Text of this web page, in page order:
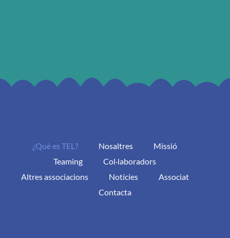
¿Què es TEL? Nosaltres
Missió
Teaming
Col·laboradors
Altres associacions
Notícies
Associat
Contacta